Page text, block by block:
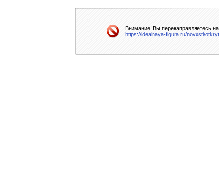
Внимание! Вы перенаправляетесь
https://idealnaya-figura.ru/novosti/